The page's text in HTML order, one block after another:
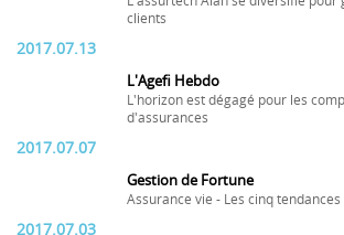
clients
2017.07.13
L'Agefi Hebdo
L'horizon est dégagé pour les
d'assurances
2017.07.07
Gestion de Fortune
Assurance vie - Les cinq
2017.07.03